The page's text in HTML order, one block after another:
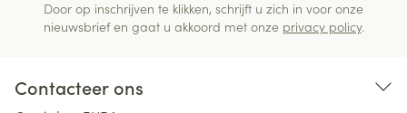
Door op inschrijven te klikken, schrijft u zich in voor onze
nieuwsbrief en gaat u akkoord met onze privacy policy.
Contacteer ons